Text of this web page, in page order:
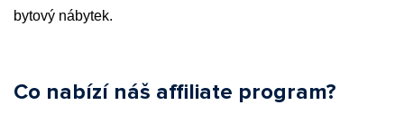
bytový nábytek.
Co nabízí náš affiliate program?